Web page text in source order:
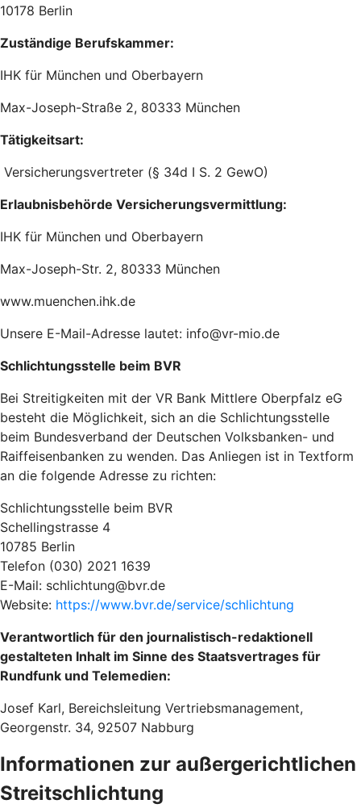
10178 Berlin
Zuständige Berufskammer:
IHK für München und Oberbayern
Max-Joseph-Straße 2, 80333 München
Tätigkeitsart:
Versicherungsvertreter (§ 34d I S. 2 GewO)
Erlaubnisbehörde Versicherungsvermittlung:
IHK für München und Oberbayern
Max-Joseph-Str. 2, 80333 München
www.muenchen.ihk.de
Unsere E-Mail-Adresse lautet: info@vr-mio.de
Schlichtungsstelle beim BVR
Bei Streitigkeiten mit der VR Bank Mittlere Oberpfalz eG
besteht die Möglichkeit, sich an die Schlichtungsstelle
beim Bundesverband der Deutschen Volksbanken- und
Raiffeisenbanken zu wenden. Das Anliegen ist in Textform
an die folgende Adresse zu richten:
Schlichtungsstelle beim BVR
Schellingstrasse 4
10785 Berlin
Telefon (030) 2021 1639
E-Mail: schlichtung@bvr.de
Website: https://www.bvr.de/service/schlichtung
Verantwortlich für den journalistisch-redaktionell
gestalteten Inhalt im Sinne des Staatsvertrages für
Rundfunk und Telemedien:
Josef Karl, Bereichsleitung Vertriebsmanagement,
Georgenstr. 34, 92507 Nabburg
Informationen zur außergerichtlichen
Streitschlichtung